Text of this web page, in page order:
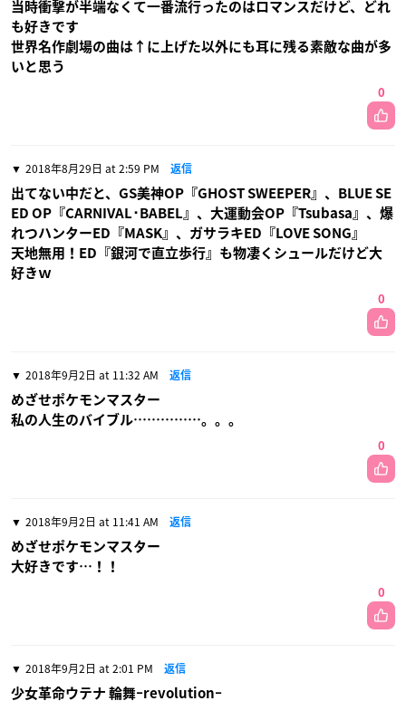
当時衝撃が半端なくて一番流行ったのはロマンスだけど、どれ
も好きです
世界名作劇場の曲は↑に上げた以外にも耳に残る素敵な曲が多
いと思う
0
2018年8月29日 at 2:59 PM 返信
出てない中だと、GS美神OP『GHOST SWEEPER』、BLUE SE
ED OP『CARNIVAL･BABEL』、大運動会OP『Tsubasa』、爆
れつハンターED『MASK』、ガサラキED『LOVE SONG』
天地無用！ED『銀河で直立歩行』も物凄くシュールだけど大
好きｗ
0
2018年9月2日 at 11:32 AM 返信
めざせポケモンマスター
私の人生のバイブル……………。。。
0
2018年9月2日 at 11:41 AM 返信
めざせポケモンマスター
大好きです…！！
0
2018年9月2日 at 2:01 PM 返信
少女革命ウテナ 輪舞ｰrevolutionｰ